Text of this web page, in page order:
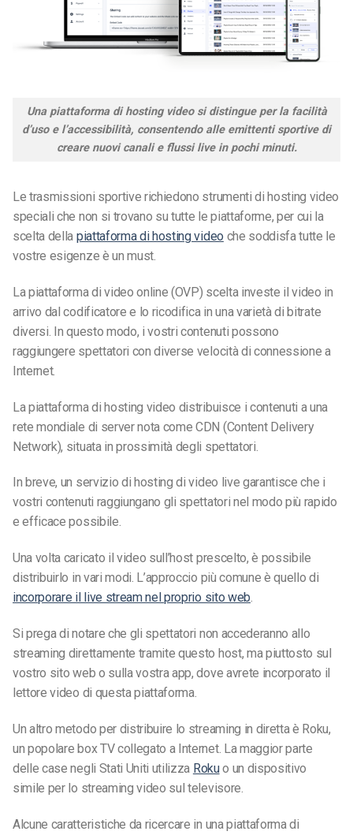
Una piattaforma di hosting video si distingue per la facilità
d’uso e l’accessibilità, consentendo alle emittenti sportive di
creare nuovi canali e flussi live in pochi minuti.
Le trasmissioni sportive richiedono strumenti di hosting video
speciali che non si trovano su tutte le piattaforme, per cui la
scelta della piattaforma di hosting video che soddisfa tutte le
vostre esigenze è un must.
La piattaforma di video online (OVP) scelta investe il video in
arrivo dal codificatore e lo ricodifica in una varietà di bitrate
diversi. In questo modo, i vostri contenuti possono
raggiungere spettatori con diverse velocità di connessione a
Internet.
La piattaforma di hosting video distribuisce i contenuti a una
rete mondiale di server nota come CDN (Content Delivery
Network), situata in prossimità degli spettatori.
In breve, un servizio di hosting di video live garantisce che i
vostri contenuti raggiungano gli spettatori nel modo più rapido
e efficace possibile.
Una volta caricato il video sull’host prescelto, è possibile
distribuirlo in vari modi. L’approccio più comune è quello di
incorporare il live stream nel proprio sito web.
Si prega di notare che gli spettatori non accederanno allo
streaming direttamente tramite questo host, ma piuttosto sul
vostro sito web o sulla vostra app, dove avrete incorporato il
lettore video di questa piattaforma.
Un altro metodo per distribuire lo streaming in diretta è Roku,
un popolare box TV collegato a Internet. La maggior parte
delle case negli Stati Uniti utilizza Rokuo un dispositivo
simile per lo streaming video sul televisore.
Alcune caratteristiche da ricercare in una piattaforma di